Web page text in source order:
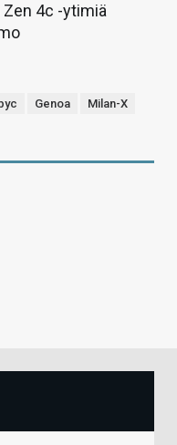
4c -ytimiä
Genoa
Milan-X